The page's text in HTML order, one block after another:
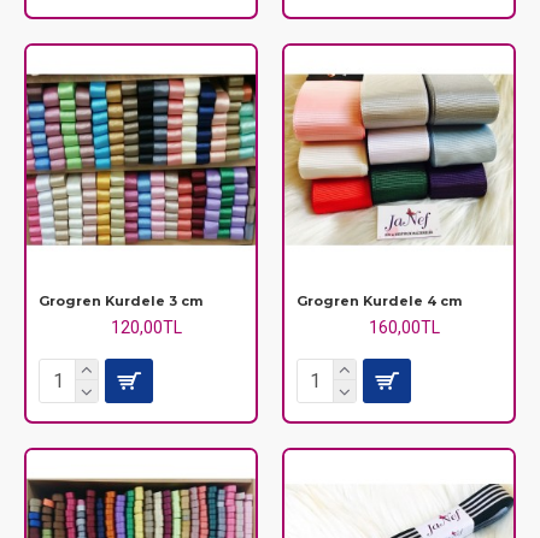
Grogren Kurdele 3 cm
120,00TL
Grogren Kurdele 4 cm
160,00TL